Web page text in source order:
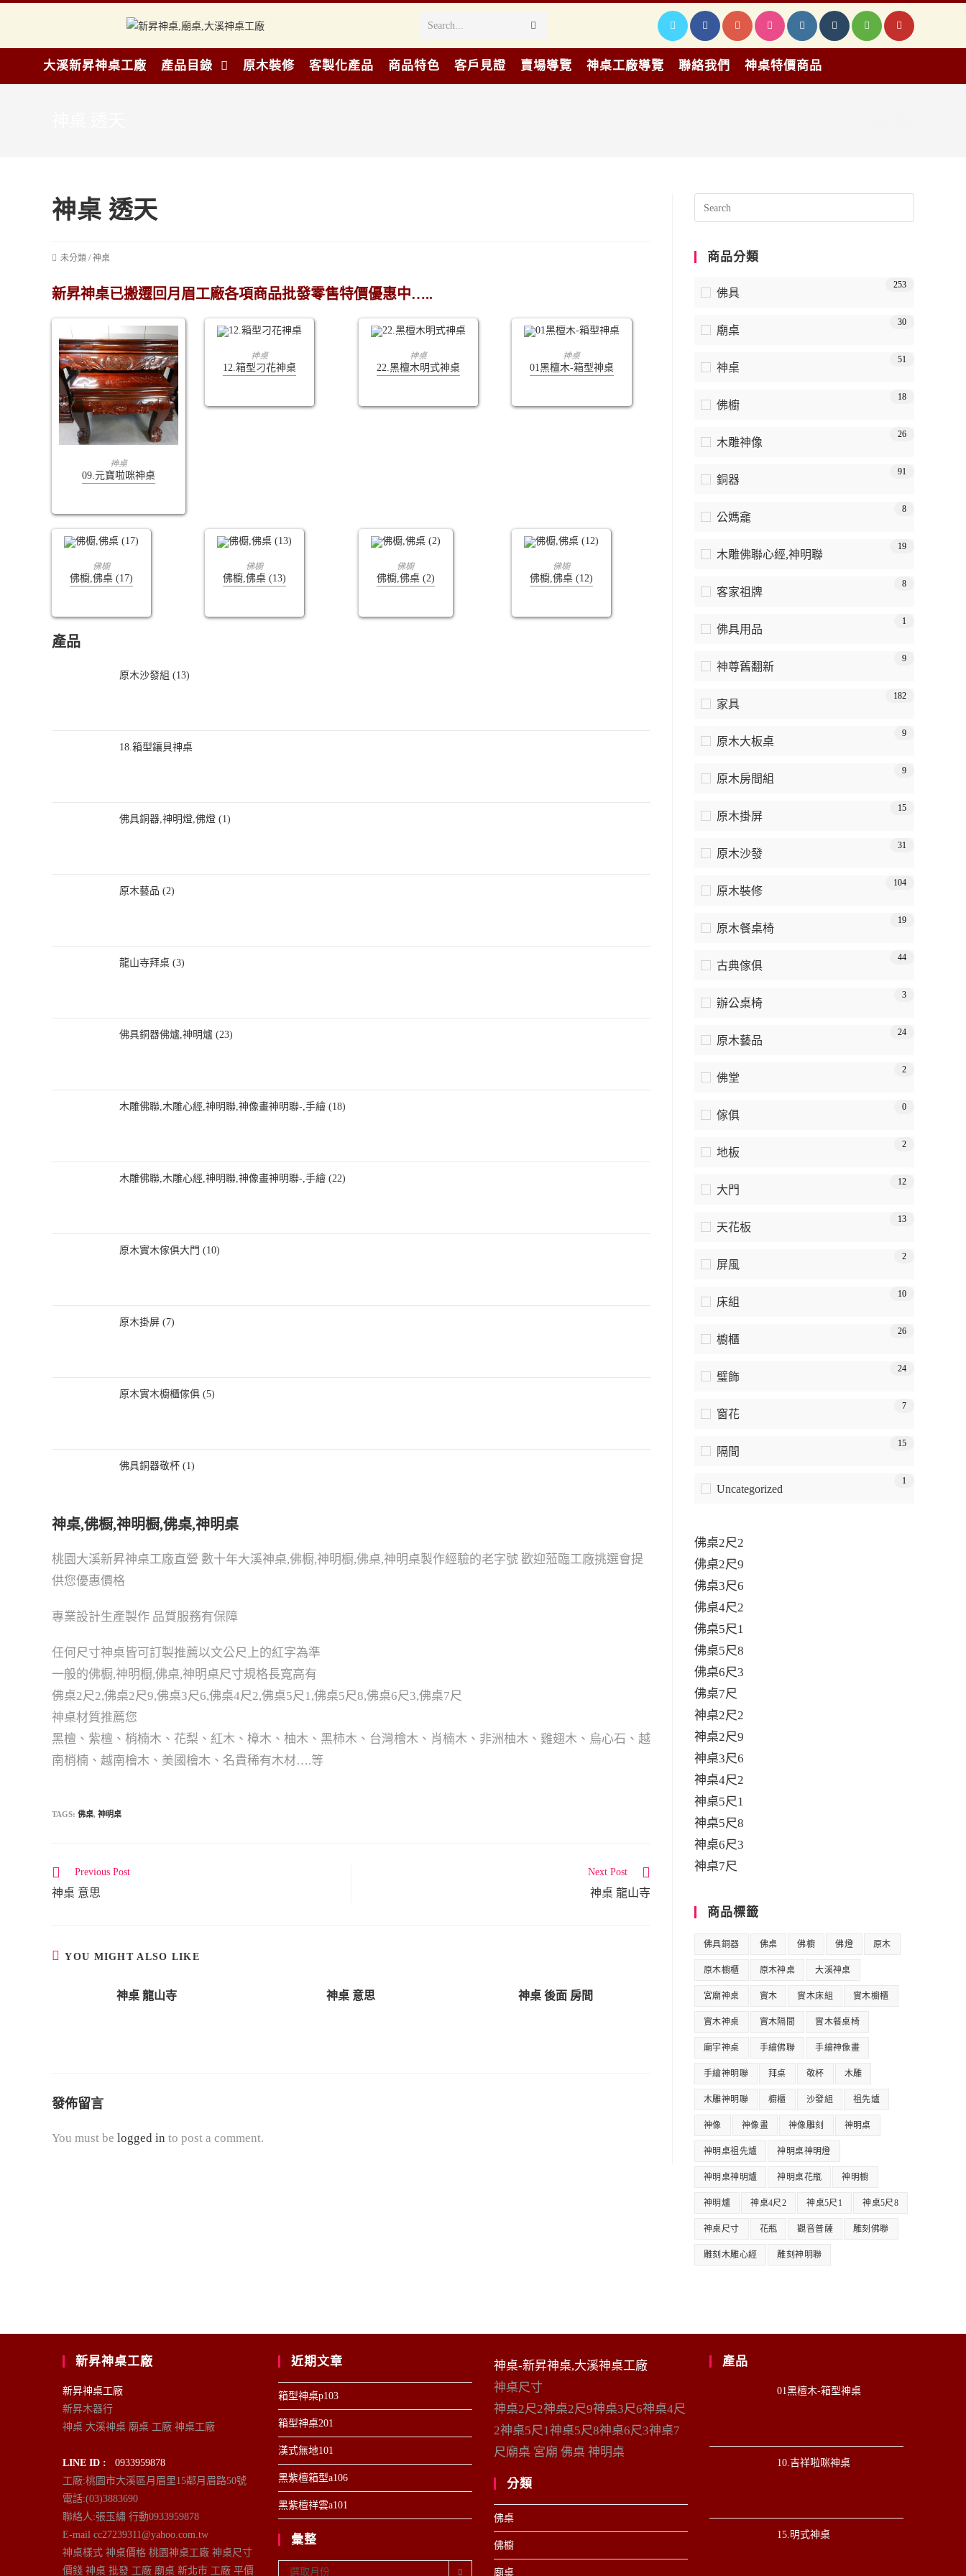
Search...
大溪新昇神桌工廠 產品目錄 原木裝修 客製化產品 商品特色 客戶見證 賣場導覽 神桌工廠導覽 聯絡我們 神桌特價商品
神桌 透天
未分類 / 神桌
新昇神桌已搬遷回月眉工廠各項商品批發零售特價優惠中…..
查看內容
神桌
09.元寶啦咪神桌
查看內容
神桌
12.箱型刁花神桌
查看內容
神桌
22.黑檀木明式神桌
查看內容
神桌
01黑檀木-箱型神桌
查看內容
佛櫥
佛櫥,佛桌 (17)
查看內容
佛櫥
佛櫥,佛桌 (13)
查看內容
佛櫥
佛櫥,佛桌 (2)
查看內容
佛櫥
佛櫥,佛桌 (12)
產品
原木沙發組 (13)
18.箱型鑲貝神桌
佛具銅器,神明燈,佛燈 (1)
原木藝品 (2)
龍山寺拜桌 (3)
佛具銅器佛爐,神明爐 (23)
木雕佛聯,木雕心經,神明聯,神像畫神明聯-,手繪 (18)
木雕佛聯,木雕心經,神明聯,神像畫神明聯-,手繪 (22)
原木實木傢俱大門 (10)
原木掛屏 (7)
原木實木櫥櫃傢俱 (5)
佛具銅器敬杯 (1)
神桌,佛橱,神明橱,佛桌,神明桌
桃園大溪新昇神桌工廠直營 數十年大溪神桌,佛橱,神明橱,佛桌,神明桌製作經驗的老字號 歡迎蒞臨工廠挑選會提
供您優惠價格
專業設計生產製作 品質服務有保障
任何尺寸神桌皆可訂製推薦以文公尺上的紅字為準
一般的佛橱,神明橱,佛桌,神明桌尺寸規格長寬高有
佛桌2尺2,佛桌2尺9,佛桌3尺6,佛桌4尺2,佛桌5尺1,佛桌5尺8,佛桌6尺3,佛桌7尺
神桌材質推薦您
黑檀、紫檀、梢楠木、花梨、紅木、樟木、柚木、黑柿木、台灣檜木、肖楠木、非洲柚木、雞翅木、烏心石、越
南梢楠、越南檜木、美國檜木、名貴稀有木材….等
TAGS: 佛桌, 神明桌
C
o
i
d
n
Previous Post
神桌 意思
Next Post
神桌 龍山寺
YOU MIGHT ALSO LIKE
神桌 龍山寺 神桌 意思 神桌 後面 房間
發佈留言
You must be logged in to post a comment.
商品分類
佛具
253
廟桌
30
神桌
51
佛櫥
18
木雕神像
26
銅器
91
公媽龕
8
木雕佛聯心經,神明聯
19
客家祖牌
8
佛具用品
1
神尊舊翻新
9
家具
182
原木大板桌
9
原木房間組
9
原木掛屏
15
原木沙發
31
原木裝修
104
原木餐桌椅
19
古典傢俱
44
辦公桌椅
3
原木藝品
24
佛堂
2
傢俱
0
地板
2
大門
12
天花板
13
屏風
2
床組
10
櫥櫃
26
璧飾
24
窗花
7
隔間
15
Uncategorized
1
佛桌2尺2
佛桌2尺9
佛桌3尺6
佛桌4尺2
佛桌5尺1
佛桌5尺8
佛桌6尺3
佛桌7尺
神桌2尺2
神桌2尺9
神桌3尺6
神桌4尺2
神桌5尺1
神桌5尺8
神桌6尺3
神桌7尺
商品標籤
佛具銅器 佛桌 佛櫥 佛燈 原木
原木櫥櫃 原木神桌 大溪神桌
宮廟神桌 實木 實木床組 實木櫥櫃
實木神桌 實木隔間 實木餐桌椅
廟宇神桌 手繪佛聯 手繪神像畫
手繪神明聯 拜桌 敬杯 木雕
木雕神明聯 櫥櫃 沙發組 祖先爐
神像 神像畫 神像雕刻 神明桌
神明桌祖先爐 神明桌神明燈
神明桌神明爐 神明桌花瓶 神明櫥
神明爐 神桌4尺2 神桌5尺1 神桌5尺8
神桌尺寸 花瓶 觀音普薩 雕刻佛聯
雕刻木雕心經 雕刻神明聯
新昇神桌工廠
新昇神桌工廠
新昇木器行
神桌 大溪神桌 廟桌 工廠 神桌工廠
LINE ID :
0933959878
工廠:桃園市大溪區月眉里15鄰月眉路50號
電話:(03)3883690
聯絡人:張玉繡 行動0933959878
E-mail cc27239311@yahoo.com.tw
神桌樣式 神桌價格 桃園神桌工廠 神桌尺寸
價錢 神桌 批發 工廠 廟桌 新北市 工廠 平價
近期文章
箱型神桌p103
箱型神桌201
漢式無地101
黑紫檀箱型a106
黑紫檀祥雲a101
彙整
選取月份
神桌-新昇神桌,大溪神桌工廠
神桌尺寸
神桌2尺2神桌2尺9神桌3尺6神桌4尺
2神桌5尺1神桌5尺8神桌6尺3神桌7
尺廟桌 宮廟 佛桌 神明桌
分類
佛桌
佛櫥
廟桌
產品
01黑檀木-箱型神桌
10.吉祥啦咪神桌
15.明式神桌